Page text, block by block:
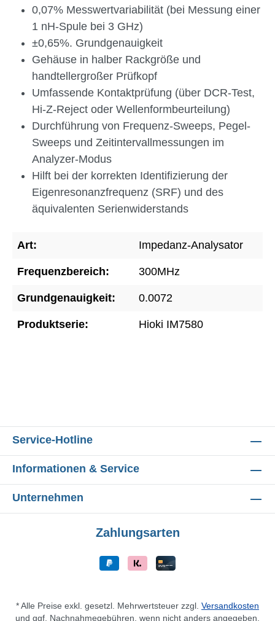
0,07% Messwertvariabilität (bei Messung einer
1 nH-Spule bei 3 GHz)
±0,65%. Grundgenauigkeit
Gehäuse in halber Rackgröße und
handtellergroßer Prüfkopf
Umfassende Kontaktprüfung (über DCR-Test,
Hi-Z-Reject oder Wellenformbeurteilung)
Durchführung von Frequenz-Sweeps, Pegel-
Sweeps und Zeitintervallmessungen im
Analyzer-Modus
Hilft bei der korrekten Identifizierung der
Eigenresonanzfrequenz (SRF) und des
äquivalenten Serienwiderstands
Art: Impedanz-Analysator
Frequenzbereich: 300MHz
Grundgenauigkeit: 0.0072
Produktserie: Hioki IM7580
Service-Hotline
Informationen & Service
Unternehmen
Zahlungsarten
* Alle Preise exkl. gesetzl. Mehrwertsteuer zzgl. Versandkosten
und ggf. Nachnahmegebühren, wenn nicht anders angegeben.